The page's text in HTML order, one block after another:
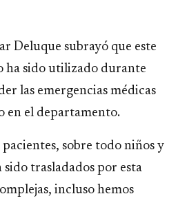
Deluque subrayó que este
sido utilizado durante
las emergencias médicas
en el departamento.
sobre todo niños y
trasladados por esta
incluso hemos